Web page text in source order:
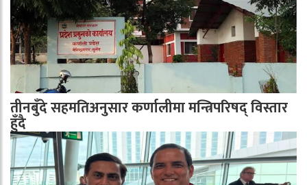
तीनबुँदे सहमतिअनुसार कर्णालीमा मन्त्रिपरिषद् विस्तार
हुँदै